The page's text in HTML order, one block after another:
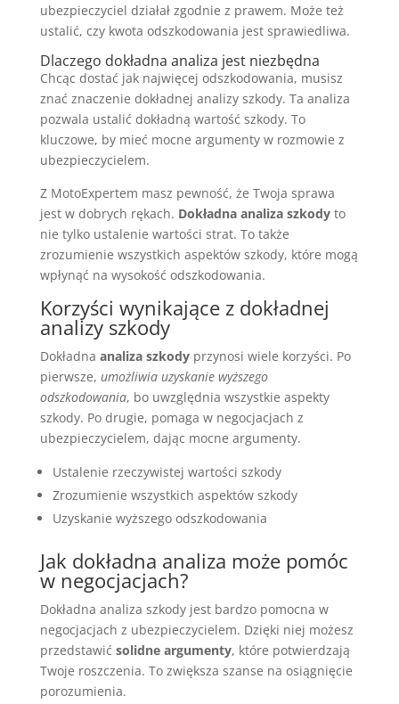
ubezpieczyciel działał zgodnie z prawem. Może też
ustalić, czy kwota odszkodowania jest sprawiedliwa.
Dlaczego dokładna analiza jest niezbędna
Chcąc dostać jak najwięcej odszkodowania, musisz
znać znaczenie dokładnej analizy szkody. Ta analiza
pozwala ustalić dokładną wartość szkody. To
kluczowe, by mieć mocne argumenty w rozmowie z
ubezpieczycielem.
Z MotoExpertem masz pewność, że Twoja sprawa
jest w dobrych rękach. Dokładna analiza szkodyto
nie tylko ustalenie wartości strat. To także
zrozumienie wszystkich aspektów szkody, które mogą
wpłynąć na wysokość odszkodowania.
Korzyści wynikające z dokładnej
analizy szkody
Dokładna analiza szkodyprzynosi wiele korzyści. Po
pierwsze, umożliwia uzyskanie wyższego
odszkodowania, bo uwzględnia wszystkie aspekty
szkody. Po drugie, pomaga w negocjacjach z
ubezpieczycielem, dając mocne argumenty.
Ustalenie rzeczywistej wartości szkody
Zrozumienie wszystkich aspektów szkody
Uzyskanie wyższego odszkodowania
Jak dokładna analiza może pomóc
w negocjacjach?
Dokładna analiza szkody jest bardzo pomocna w
negocjacjach z ubezpieczycielem. Dzięki niej możesz
przedstawić solidne argumenty, które potwierdzają
Twoje roszczenia. To zwiększa szanse na osiągnięcie
porozumienia.